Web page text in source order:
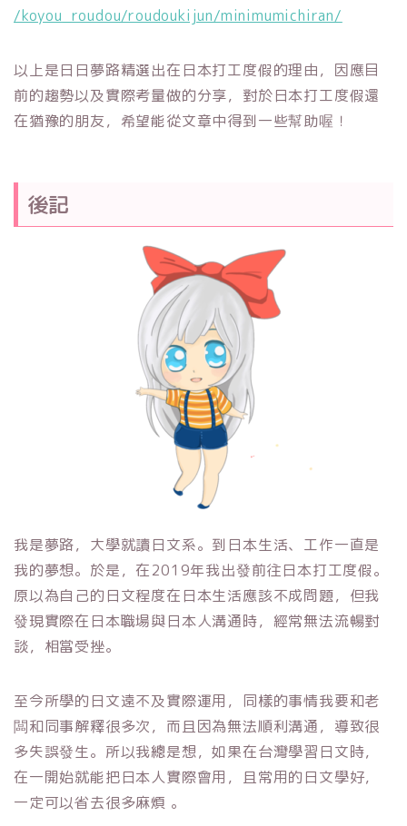
/koyou_roudou/roudoukijun/minimumichiran/
以上是日日夢路精選出在日本打工度假的理由，因應目
前的趨勢以及實際考量做的分享，對於日本打工度假還
在猶豫的朋友，希望能從文章中得到一些幫助喔！
後記
我是夢路，大學就讀日文系。到日本生活、工作一直是
我的夢想。於是，在2019年我出發前往日本打工度假。
原以為自己的日文程度在日本生活應該不成問題，但我
發現實際在日本職場與日本人溝通時，經常無法流暢對
談，相當受挫。
至今所學的日文遠不及實際運用，同樣的事情我要和老
闆和同事解釋很多次，而且因為無法順利溝通，導致很
多失誤發生。所以我總是想，如果在台灣學習日文時，
在一開始就能把日本人實際會用，且常用的日文學好，
一定可以省去很多麻煩 。